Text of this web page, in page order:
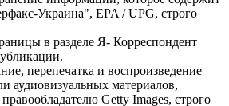
Украина", EPA / UPG, строго
в разделе Я- Корреспондент
перепечатка и воспроизведение
аудиовизуальных материалов,
Getty Images, строго